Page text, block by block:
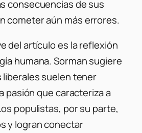
consecuencias de sus
cometer aún más errores.
del artículo es la reflexión
humana. Sorman sugiere
liberales suelen tener
pasión que caracteriza a
populistas, por su parte,
y logran conectar